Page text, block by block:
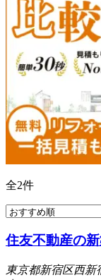
全2件
住友不動産の
東京都新宿区西新